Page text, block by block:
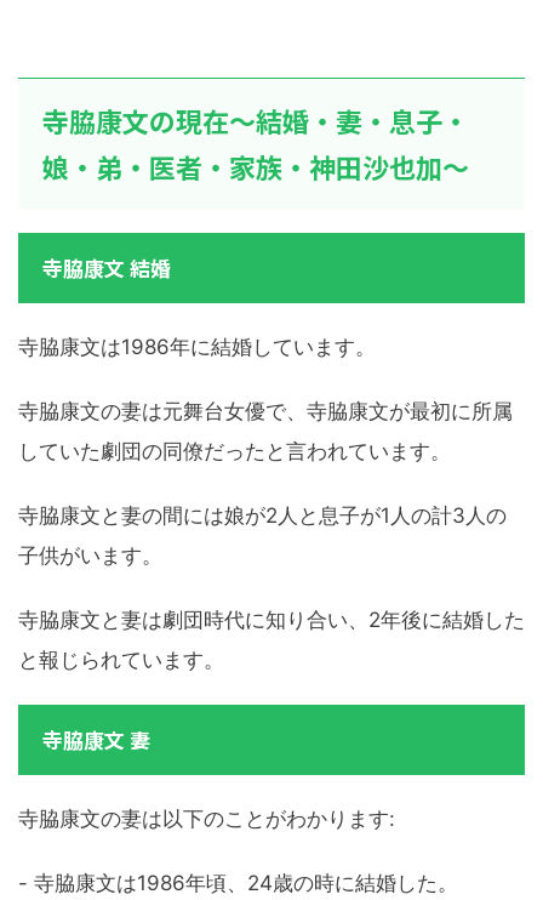
寺脇康文の現在～結婚・妻・息子・
娘・弟・医者・家族・神田沙也加～
寺脇康文 結婚
寺脇康文は1986年に結婚しています。
寺脇康文の妻は元舞台女優で、寺脇康文が最初に所属
していた劇団の同僚だったと言われています。
寺脇康文と妻の間には娘が2人と息子が1人の計3人の
子供がいます。
寺脇康文と妻は劇団時代に知り合い、2年後に結婚した
と報じられています。
寺脇康文 妻
寺脇康文の妻は以下のことがわかります:
- 寺脇康文は1986年頃、24歳の時に結婚した。